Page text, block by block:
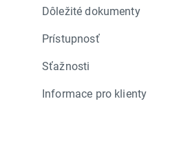
Dôležité dokumenty
Prístupnosť
Sťažnosti
Informace pro klienty